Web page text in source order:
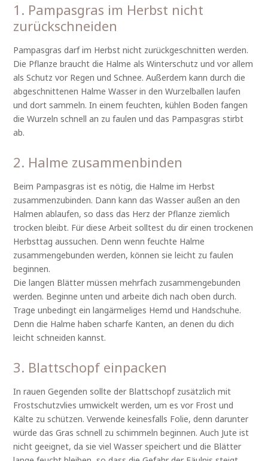
1. Pampasgras im Herbst nicht
zurückschneiden
Pampasgras darf im Herbst nicht zurückgeschnitten werden.
Die Pflanze braucht die Halme als Winterschutz und vor allem
als Schutz vor Regen und Schnee. Außerdem kann durch die
abgeschnittenen Halme Wasser in den Wurzelballen laufen
und dort sammeln. In einem feuchten, kühlen Boden fangen
die Wurzeln schnell an zu faulen und das Pampasgras stirbt
ab.
2. Halme zusammenbinden
Beim Pampasgras ist es nötig, die Halme im Herbst
zusammenzubinden. Dann kann das Wasser außen an den
Halmen ablaufen, so dass das Herz der Pflanze ziemlich
trocken bleibt. Für diese Arbeit solltest du dir einen trockenen
Herbsttag aussuchen. Denn wenn feuchte Halme
zusammengebunden werden, können sie leicht zu faulen
beginnen.
Die langen Blätter müssen mehrfach zusammengebunden
werden. Beginne unten und arbeite dich nach oben durch.
Trage unbedingt ein langärmeliges Hemd und Handschuhe.
Denn die Halme haben scharfe Kanten, an denen du dich
leicht schneiden kannst.
3. Blattschopf einpacken
In rauen Gegenden sollte der Blattschopf zusätzlich mit
Frostschutzvlies umwickelt werden, um es vor Frost und
Kälte zu schützen. Verwende keinesfalls Folie, denn darunter
würde das Gras schnell zu schimmeln beginnen. Auch Jute ist
nicht geeignet, da sie viel Wasser speichert und die Blätter